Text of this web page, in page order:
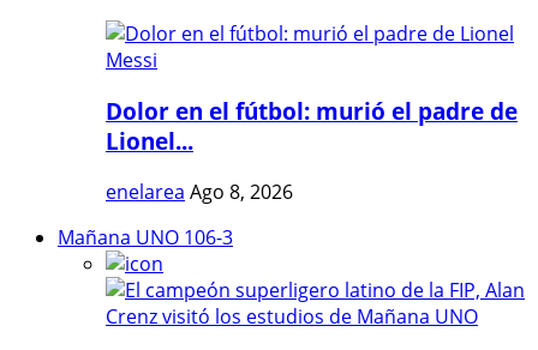
Dolor en el fútbol: murió el padre de
Lionel...
enelarea Ago 8, 2026
Mañana UNO 106-3